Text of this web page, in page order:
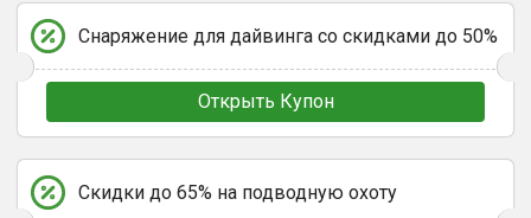
Снаряжение для дайвинга со скидками до 50%
Открыть Купон
Скидки до 65% на подводную охоту